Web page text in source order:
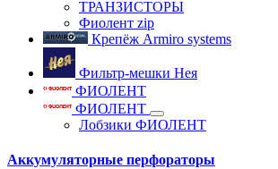
ТРАНЗИСТОРЫ
Фиолент zip
Крепёж Armiro systems
Фильтр-мешки Нея
ФИОЛЕНТ
ФИОЛЕНТ
Лобзики ФИОЛЕНТ
Аккумуляторные перфораторы